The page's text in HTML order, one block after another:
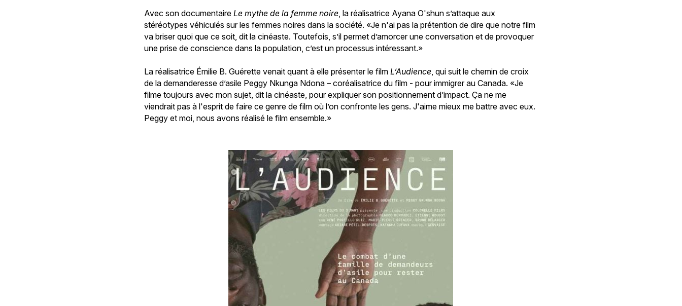
Avec son documentaireLe mythe de la femme noire, la réalisatrice Ayana O'shun s’attaque aux
stéréotypes véhiculés sur les femmes noires dans la société. «Je n'ai pas la prétention de dire que notre film
va briser quoi que ce soit, dit la cinéaste. Toutefois, s’il permet d’amorcer une conversation et de provoquer
une prise de conscience dans la population, c’est un processus intéressant.»
La réalisatrice Émilie B. Guérette venait quant à elle présenter le filmL’Audience, qui suit le chemin de croix
de la demanderesse d’asile Peggy Nkunga Ndona – coréalisatrice du film - pour immigrer au Canada. «Je
filme toujours avec mon sujet, dit la cinéaste, pour expliquer son positionnement d’impact. Ça ne me
viendrait pas à l'esprit de faire ce genre de film où l’on confronte les gens. J'aime mieux me battre avec eux.
Peggy et moi, nous avons réalisé le film ensemble.»